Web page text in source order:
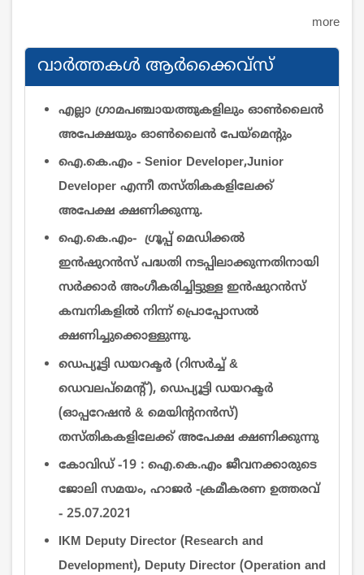
more
വാര്‍ത്തകള്‍ ആര്‍ക്കൈവ്സ്
എല്ലാ ഗ്രാമപഞ്ചായത്തുകളിലും ഓൺലൈൻ
അപേക്ഷയും ഓൺലൈൻ പേയ്‌മെന്റും
ഐ.കെ.എം - Senior Developer,Junior
Developer എന്നീ തസ്തികകളിലേക്ക്
അപേക്ഷ ക്ഷണിക്കുന്നു.
ഐ.കെ.എം- ഗ്രൂപ്പ്‌ മെഡിക്കല്‍
ഇന്‍ഷുറന്‍സ് പദ്ധതി നടപ്പിലാക്കുന്നതിനായി
സര്‍ക്കാര്‍ അംഗീകരിച്ചിട്ടുള്ള ഇന്‍ഷുറന്‍സ്
കമ്പനികളില്‍ നിന്ന് പ്രൊപ്പോസല്‍
ക്ഷണിച്ചുക്കൊള്ളുന്നു.
ഡെപ്യൂട്ടി ഡയറക്ടർ (റിസർച്ച് &
ഡെവലപ്മെന്റ്), ഡെപ്യൂട്ടി ഡയറക്ടർ
(ഓപ്പറേഷൻ & മെയിൻ്റനൻസ്)
തസ്തികകളിലേക്ക് അപേക്ഷ ക്ഷണിക്കുന്നു
കോവിഡ് -19 : ഐ.കെ.എം ജീവനക്കാരുടെ
ജോലി സമയം, ഹാജർ -ക്രമീകരണ ഉത്തരവ്
- 25.07.2021
IKM Deputy Director (Research and
Development), Deputy Director (Operation and